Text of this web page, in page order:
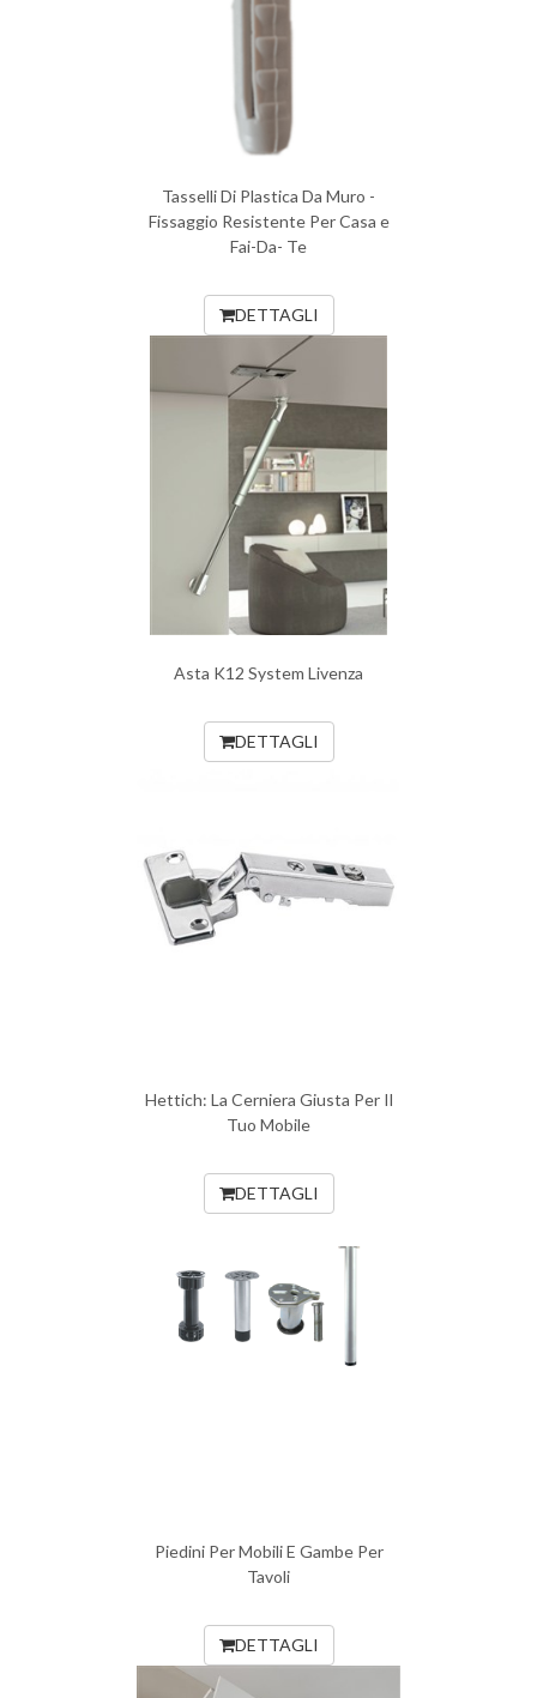
Tasselli Di Plastica Da Muro -
Fissaggio Resistente Per Casa e
Fai-Da- Te
DETTAGLI
Asta K12 System Livenza
DETTAGLI
Hettich: La Cerniera Giusta Per Il
Tuo Mobile
DETTAGLI
Piedini Per Mobili E Gambe Per
Tavoli
DETTAGLI